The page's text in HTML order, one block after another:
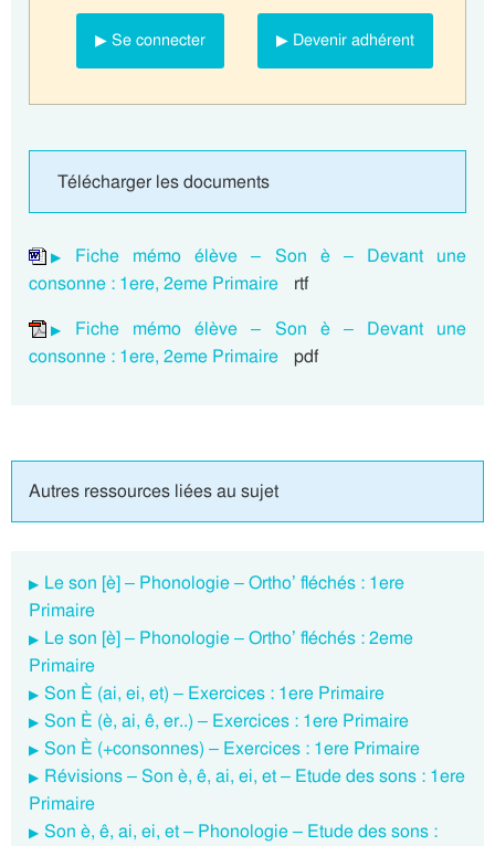
▶ Se connecter ▶ Devenir adhérent
Télécharger les documents
Fiche mémo élève – Son è – Devant une
consonne : 1ere, 2eme Primaire
rtf
Fiche mémo élève – Son è – Devant une
consonne : 1ere, 2eme Primaire
pdf
Autres ressources liées au sujet
Le son [è] – Phonologie – Ortho’ fléchés : 1ere
Primaire
Le son [è] – Phonologie – Ortho’ fléchés : 2eme
Primaire
Son È (ai, ei, et) – Exercices : 1ere Primaire
Son È (è, ai, ê, er..) – Exercices : 1ere Primaire
Son È (+consonnes) – Exercices : 1ere Primaire
Révisions – Son è, ê, ai, ei, et – Etude des sons : 1ere
Primaire
Son è, ê, ai, ei, et – Phonologie – Etude des sons :